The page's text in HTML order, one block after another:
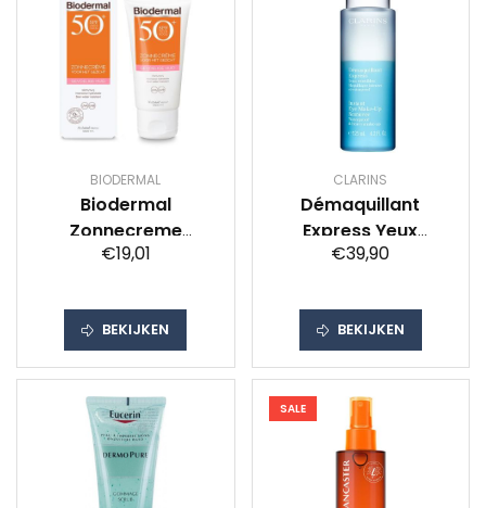
BIODERMAL
Biodermal
Zonnecreme
Gezicht Gevoelige
Bestekoop
€19,01
BEKIJKEN
CLARINS
Démaquillant
Express Yeux
Sensibles 125 ml
€39,90
BEKIJKEN
SALE